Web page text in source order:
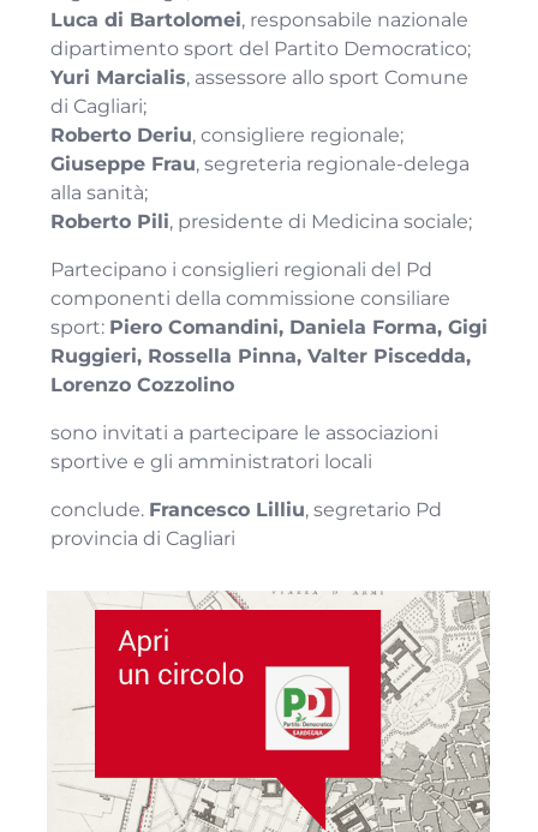
Luca di Bartolomei, responsabile nazionale
dipartimento sport del Partito Democratico;
Yuri Marcialis, assessore allo sport Comune
di Cagliari;
Roberto Deriu, consigliere regionale;
Giuseppe Frau, segreteria regionale-delega
alla sanità;
Roberto Pili, presidente di Medicina sociale;
Partecipano i consiglieri regionali del Pd
componenti della commissione consiliare
sport: Piero Comandini, Daniela Forma, Gigi
Ruggieri, Rossella Pinna, Valter Piscedda,
Lorenzo Cozzolino
sono invitati a partecipare le associazioni
sportive e gli amministratori locali
conclude. Francesco Lilliu, segretario Pd
provincia di Cagliari